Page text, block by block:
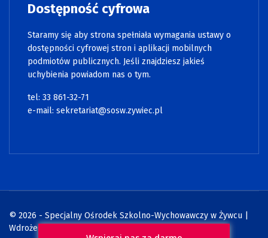
Dostępność cyfrowa
Staramy się aby strona spełniała wymagania ustawy o
dostępności cyfrowej stron i aplikacji mobilnych
podmiotów publicznych. Jeśli znajdziesz jakieś
uchybienia powiadom nas o tym.
tel: 33 861-32-71
e-mail: sekretariat@sosw.zywiec.pl
© 2026 - Specjalny Ośrodek Szkolno-Wychowawczy w Żywcu |
Wdrożenie: